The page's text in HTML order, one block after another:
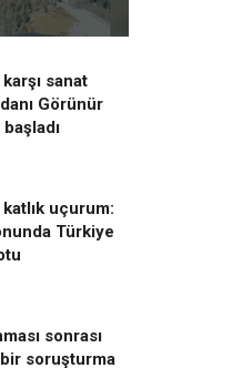
sanat
Görünür
başladı
uçurum:
Türkiye
sonrası
bir soruşturma